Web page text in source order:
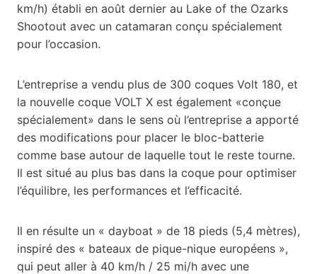
km/h) établi en août dernier au Lake of the Ozarks
Shootout avec un catamaran conçu spécialement
pour l’occasion.
L’entreprise a vendu plus de 300 coques Volt 180, et
la nouvelle coque VOLT X est également «conçue
spécialement» dans le sens où l’entreprise a apporté
des modifications pour placer le bloc-batterie
comme base autour de laquelle tout le reste tourne.
Il est situé au plus bas dans la coque pour optimiser
l’équilibre, les performances et l’efficacité.
Il en résulte un « dayboat » de 18 pieds (5,4 mètres),
inspiré des « bateaux de pique-nique européens »,
qui peut aller à 40 km/h / 25 mi/h avec une